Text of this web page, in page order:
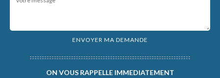
ON VOUS RAPPELLE IMMEDIATEMENT